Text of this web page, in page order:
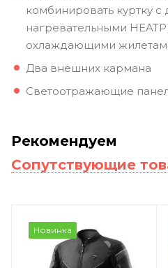
комбинировать куртку
нагревательными
охлаждающими
Два внешних кармана
Светоотражающие
Рекомендуем
Сопутствующие
Новинка